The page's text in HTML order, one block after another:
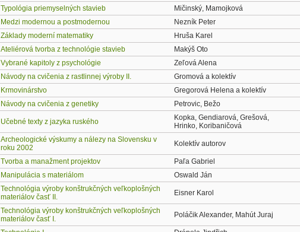
Typológia priemyselných stavieb
Mičinský, Mamojková
Medzi modernou a postmodernou
Nezník Peter
Základy moderní matematiky
Hruša Karel
Ateliérová tvorba z technológie stavieb
Makýš Oto
Vybrané kapitoly z psychológie
Zeľová Alena
Návody na cvičenia z rastlinnej výroby II.
Gromová a kolektív
Krmovinárstvo
Gregorová Helena a kolektív
Návody na cvičenia z genetiky
Petrovic, Bežo
Učebné texty z jazyka ruského
Kopka, Gendiarová, Grešová,
Hrinko, Koribaničová
Archeologické výskumy a nálezy na Slovensku v
roku 2002
Kolektív autorov
Tvorba a manažment projektov
Paľa Gabriel
Manipulácia s materiálom
Oswald Ján
Technológia výroby konštrukčných veľkoplošných
materiálov časť II.
Eisner Karol
Technológia výroby konštrukčných veľkoplošných
materiálov časť I.
Poláčik Alexander, Mahút Juraj